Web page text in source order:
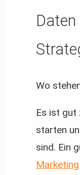
Daten
Wo
Es ist gut
starten
sind. Ein
Marketing